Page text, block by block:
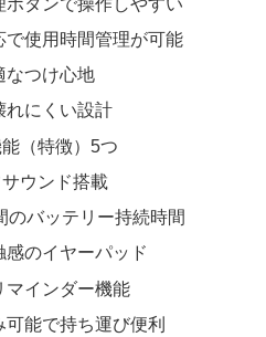
使用時間管理が可能
つけ心地
にくい設計
（特徴）5つ
ウンド搭載
バッテリー持続時間
のイヤーパッド
インダー機能
能で持ち運び便利